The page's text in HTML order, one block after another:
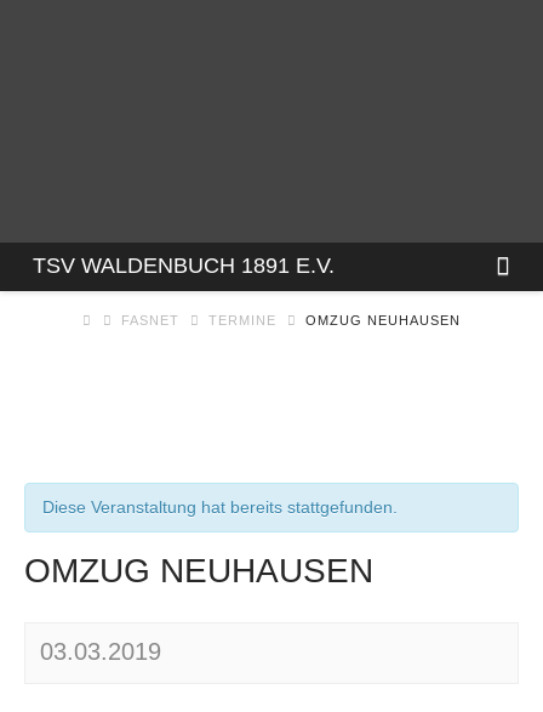
TSV
E.V.
TSV WALDENBUCH 1891 E.V.
FASNET TERMINE OMZUG NEUHAUSEN
Diese Veranstaltung hat bereits stattgefunden.
OMZUG NEUHAUSEN
03.03.2019